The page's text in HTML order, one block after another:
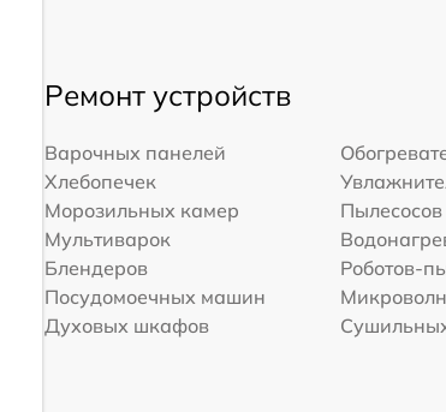
Ремонт устройств
Варочных панелей
Хлебопечек
Морозильных камер
Пылесосов
Мультиварок
Блендеров
Роботов-
Посудомоечных машин
Духовых шкафов